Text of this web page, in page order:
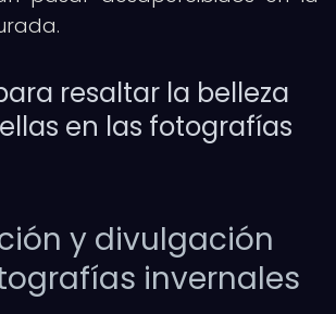
resaltar la belleza
en las fotografías
y divulgación
invernales